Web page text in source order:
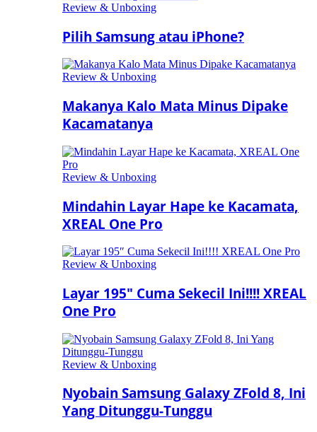
Review & Unboxing
Pilih Samsung atau iPhone?
Review & Unboxing
Makanya Kalo Mata Minus Dipake
Kacamatanya
Review & Unboxing
Mindahin Layar Hape ke Kacamata,
XREAL One Pro
Review & Unboxing
Layar 195″ Cuma Sekecil Ini!!!! XREAL
One Pro
Review & Unboxing
Nyobain Samsung Galaxy ZFold 8, Ini
Yang Ditunggu-Tunggu